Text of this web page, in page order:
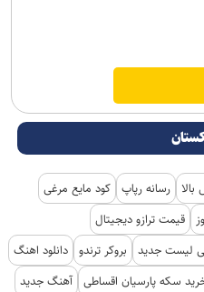
رسانه رپاپ کود مایع مرغی
قیمت ترازو دیجیتال
لیست جدید بروکر ترندو دانلود اهنگ
سکه پارسیان اقساطی آهنگ جدید